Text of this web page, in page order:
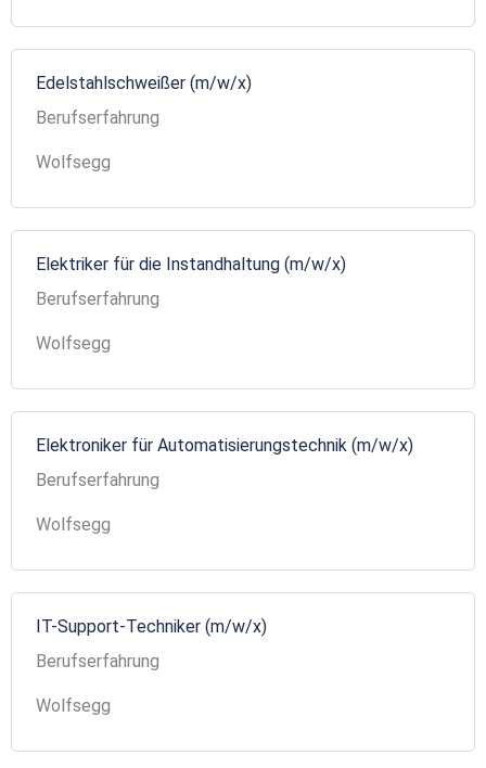
Edelstahlschweißer (m/w/x)
Berufserfahrung
Wolfsegg
Elektriker für die Instandhaltung (m/w/x)
Berufserfahrung
Wolfsegg
Elektroniker für Automatisierungstechnik (m/w/x)
Berufserfahrung
Wolfsegg
IT-Support-Techniker (m/w/x)
Berufserfahrung
Wolfsegg